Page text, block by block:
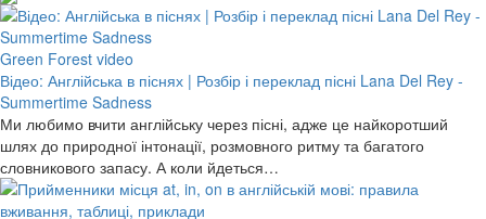
Green Forest video
Відео: Англійська в піснях | Розбір і переклад пісні Lana Del Rey -
Summertime Sadness
Ми любимо вчити англійську через пісні, адже це найкоротший
шлях до природної інтонації, розмовного ритму та багатого
словникового запасу. А коли йдеться…